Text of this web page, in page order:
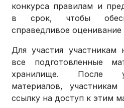
конкурса правилам и
в срок, чтобы
справедливое оценивание
Для участия участникам
все подготовленные
хранилище. После
материалов, участникам
ссылку на доступ к этим